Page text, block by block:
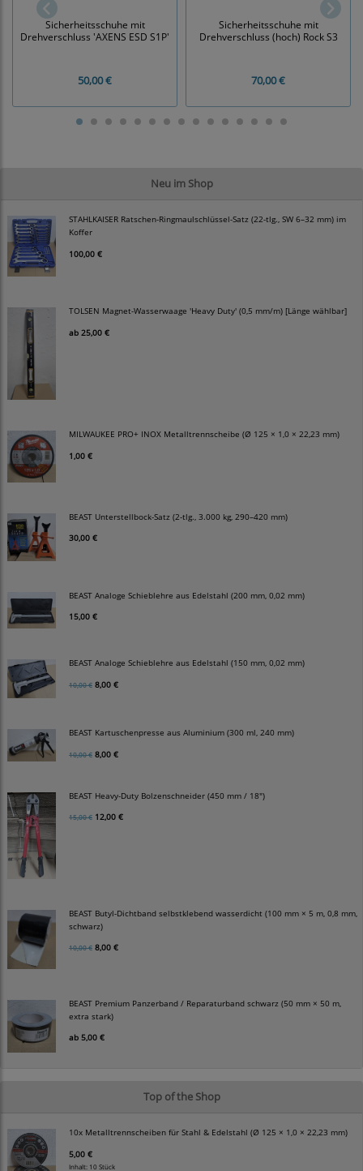
Neu im Shop
STAHLKAISER Ratschen-Ringmaulschlüssel-Satz (22-tlg., SW 6–32 mm) im
Koffer
100,00 €
TOLSEN Magnet-Wasserwaage 'Heavy Duty' (0,5 mm/m) [Länge wählbar]
ab 25,00 €
MILWAUKEE PRO+ INOX Metalltrennscheibe (Ø 125 × 1,0 × 22,23 mm)
1,00 €
BEAST Unterstellbock-Satz (2-tlg., 3.000 kg, 290–420 mm)
30,00 €
BEAST Analoge Schieblehre aus Edelstahl (200 mm, 0,02 mm)
15,00 €
BEAST Analoge Schieblehre aus Edelstahl (150 mm, 0,02 mm)
10,00 € 8,00 €
BEAST Kartuschenpresse aus Aluminium (300 ml, 240 mm)
10,00 € 8,00 €
BEAST Heavy-Duty Bolzenschneider (450 mm / 18")
15,00 € 12,00 €
BEAST Butyl-Dichtband selbstklebend wasserdicht (100 mm × 5 m, 0,8 mm,
schwarz)
10,00 € 8,00 €
BEAST Premium Panzerband / Reparaturband schwarz (50 mm × 50 m,
extra stark)
ab 5,00 €
Top of the Shop
10x Metalltrennscheiben für Stahl & Edelstahl (Ø 125 × 1,0 × 22,23 mm)
5,00 €
Inhalt: 10 Stück
Sicherheitsschuhe mit
Drehverschluss 'AXENS ESD S1P'
50,00 €
Sicherheitsschuhe mit
Drehverschluss (hoch) Rock S3
70,00 €